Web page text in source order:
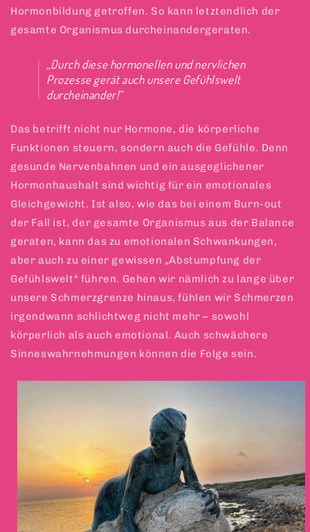
Hormonbildung getroffen. So kann letztendlich der
gesamte Organismus durcheinandergeraten.
„Durch diese hormonellen und nervlichen
Prozesse gerät auch unsere Gefühlswelt
durcheinander!“
Das betrifft nicht nur Hormone, die körperliche
Funktionen steuern, sondern auch die Gefühle. Denn
gesunde Nervenbahnen und ein ausgeglichener
Hormonhaushalt sind wichtig für ein emotionales
Gleichgewicht. Ist also, wie das bei einem Burn-out
der Fall ist, der gesamte Organismus aus der Balance
geraten, kann das zu emotionalen Schwankungen,
aber auch zu einer gewissen „Abstumpfung der
Gefühlswelt“ führen. Gehen wir nämlich zu lange über
unsere Schmerzgrenze hinaus, fühlen wir Schmerzen
irgendwann schlichtweg nicht mehr – sowohl
körperlich als auch emotional. Auch schwächere
Sinneswahrnehmungen können die Folge sein.